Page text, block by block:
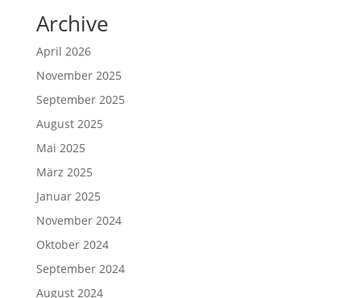
Archive
April 2026
November 2025
September 2025
August 2025
Mai 2025
März 2025
Januar 2025
November 2024
Oktober 2024
September 2024
August 2024